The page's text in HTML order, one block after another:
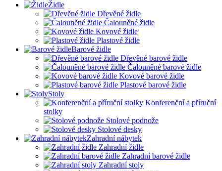
Židle
Dřevěné židle
Čalouněné židle
Kovové židle
Plastové židle
Barové židle
Dřevěné barové židle
Čalouněné barové židle
Kovové barové židle
Plastové barové židle
Stoly
Konferenční a příruční
stolky
Stolové podnože
Stolové desky
Zahradní nábytek
Zahradní židle
Zahradní barové židle
Zahradní stoly